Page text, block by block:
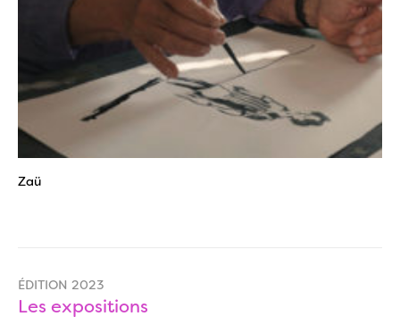
Zaü
ÉDITION 2023
Les expositions